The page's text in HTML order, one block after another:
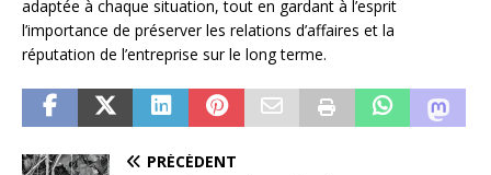
adaptée à chaque situation, tout en gardant à l’esprit
l’importance de préserver les relations d’affaires et la
réputation de l’entreprise sur le long terme.
PRÉCÉDENT